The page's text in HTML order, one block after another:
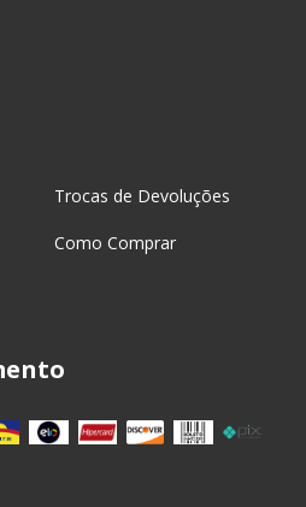
Trocas de Devoluções
Como Comprar